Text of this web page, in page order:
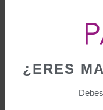
¿ERES
C/Loeches,